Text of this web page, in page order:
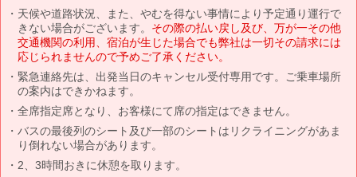
天候や道路状況、また、やむを得ない事情により予定通り運行で
きない場合がございます。 その際の払い戻し及び、万が一その他
交通機関の利用、宿泊が生じた場合でも弊社は一切その請求には
応じられませんので予めご了承ください。
緊急連絡先は、出発当日のキャンセル受付専用です。ご乗車場所
の案内はできかねます。
全席指定席となり、お客様にて席の指定はできません。
バスの最後列のシート及び一部のシートはリクライニングがあま
り倒れない場合があります。
2、3時間おきに休憩を取ります。